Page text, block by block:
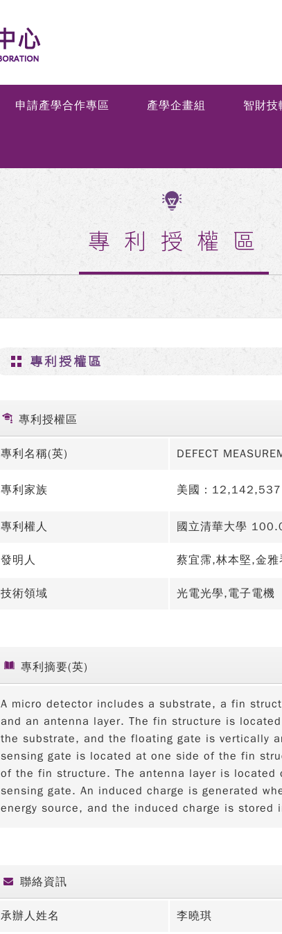
申請產學合作專區 產學企畫組 智財技
專利授權區
專利授權區
專利授權區
專利名稱(英) DEFECT
專利家族 美國：12,142,537
專利權人 國立清華大學
發明人 蔡宜霈,林本堅,金雅
技術領域 光電光學,電子電機
專利摘要(英)
A micro detector includes a substrate, a fin
and an antenna layer. The fin structure is
the substrate, and the floating gate is vertically
sensing gate is located at one side of the fin
of the fin structure. The antenna layer is
sensing gate. An induced charge is generated
energy source, and the induced charge is stored
聯絡資訊
承辦人姓名 李曉琪